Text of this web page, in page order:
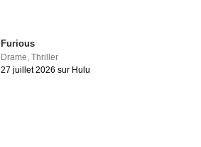
Furious
Drame,Thriller
27 juillet 2026 sur Hulu